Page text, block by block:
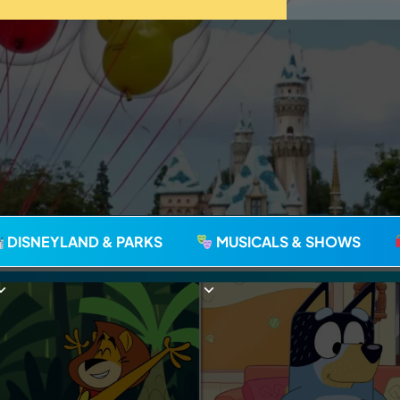
seit 2006
DISNEYLAND & PARKS MUSICALS & SHOWS